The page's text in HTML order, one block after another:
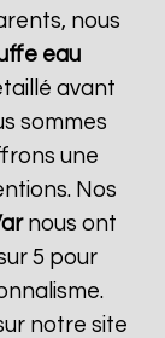
nous
eau
avant
sommes
une
Nos
nous ont
5 pour
notre site